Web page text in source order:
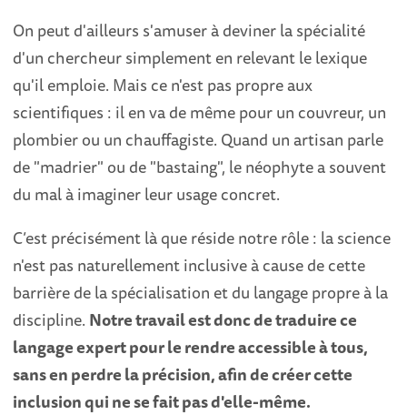
On peut d'ailleurs s'amuser à deviner la spécialité
d'un chercheur simplement en relevant le lexique
qu'il emploie. Mais ce n'est pas propre aux
scientifiques : il en va de même pour un couvreur, un
plombier ou un chauffagiste. Quand un artisan parle
de "madrier" ou de "bastaing", le néophyte a souvent
du mal à imaginer leur usage concret.
C’est précisément là que réside notre rôle : la science
n'est pas naturellement inclusive à cause de cette
barrière de la spécialisation et du langage propre à la
discipline. Notre travail est donc de traduire ce
langage expert pour le rendre accessible à tous,
sans en perdre la précision, afin de créer cette
inclusion qui ne se fait pas d'elle-même.